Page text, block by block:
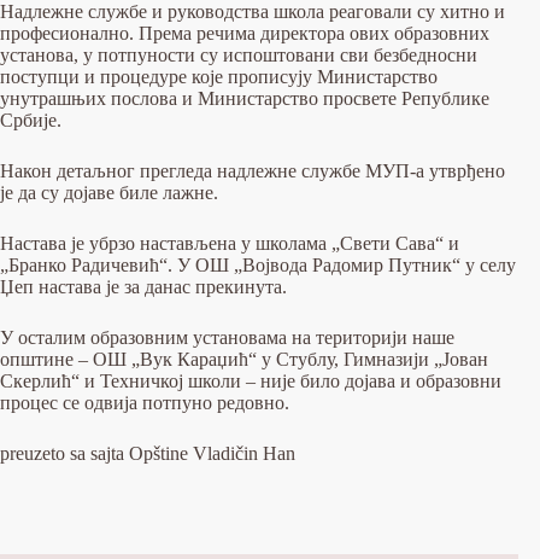
Надлежне службе и руководства школа реаговали су хитно и
професионално. Према речима директора ових образовних
установа, у потпуности су испоштовани сви безбедносни
поступци и процедуре које прописују Министарство
унутрашњих послова и Министарство просвете Републике
Србије.
Након детаљног прегледа надлежне службе МУП-а утврђено
је да су дојаве биле лажне.
Настава је убрзо настављена у школама „Свети Сава“ и
„Бранко Радичевић“. У ОШ „Војвода Радомир Путник“ у селу
Џеп настава је за данас прекинута.
У осталим образовним установама на територији наше
општине – ОШ „Вук Караџић“ у Стублу, Гимназији „Јован
Скерлић“ и Техничкој школи – није било дојава и образовни
процес се одвија потпуно редовно.
preuzeto sa sajta Opštine Vladičin Han